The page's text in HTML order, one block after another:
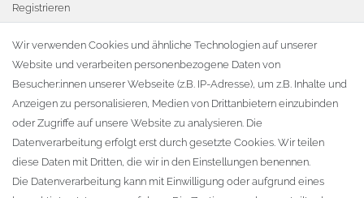
Registrieren
Warenkorb
Zur Kasse
KONTAKT
Fa. Steffen Jost
Söbrigener Weg 50
D-01796 Pirna
Wir verwenden Cookies und ähnliche Technologien auf unserer
Website und verarbeiten personenbezogene Daten von
Besucher:innen unserer Webseite (z.B. IP-Adresse), um z.B. Inhalte und
Anzeigen zu personalisieren, Medien von Drittanbietern einzubinden
oder Zugriffe auf unsere Website zu analysieren. Die
Datenverarbeitung erfolgt erst durch gesetzte Cookies. Wir teilen
diese Daten mit Dritten, die wir in den Einstellungen benennen.
Die Datenverarbeitung kann mit Einwilligung oder aufgrund eines